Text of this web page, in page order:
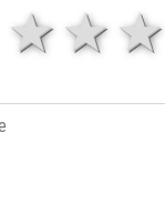
2
1